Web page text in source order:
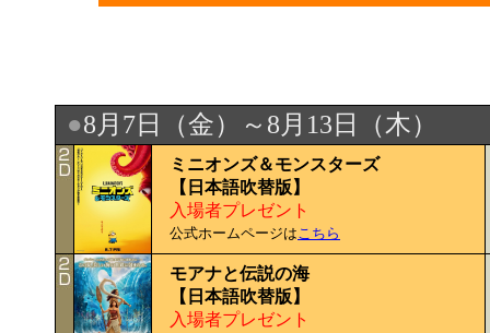
●8月7日（金）～8月13日（木）
ミニオンズ＆モンスターズ
【日本語吹替版】
入場者プレゼント
公式ホームページはこちら
モアナと伝説の海
【日本語吹替版】
入場者プレゼント